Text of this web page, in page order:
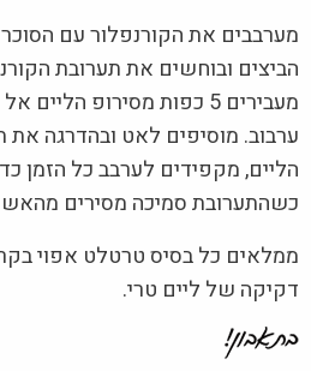
מערבבים את הקורנפלור עם
הביצים ובוחשים את תערובת
מעבירים 5 כפות מסירופ
ערבוב. מוסיפים לאט ובהדרגה את
הליים, מקפידים לערבב כל הזמן
כשהתערובת סמיכה מסירים מהאש
ממלאים כל בסיס טרטלט אפוי
דקיקה של ליים טרי.